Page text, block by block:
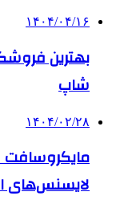
۱۴۰۴/۰۴/۱۶
بهترین
شاپ
۱۴۰۴/۰۲/۲۸
مایکروسافت
لایسنس‌های